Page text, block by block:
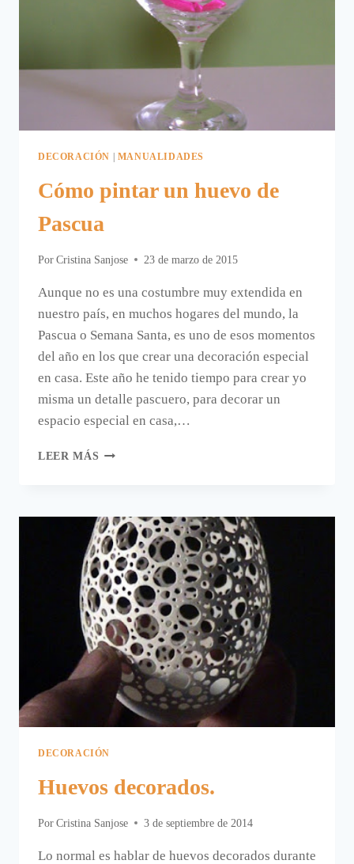
DECORACIÓN MANUALIDADES
Cómo pintar un huevo de
Pascua
Por Cristina Sanjose 23 de marzo de 2015
Aunque no es una costumbre muy extendida en
nuestro país, en muchos hogares del mundo, la
Pascua o Semana Santa, es uno de esos momentos
del año en los que crear una decoración especial
en casa. Este año he tenido tiempo para crear yo
misma un detalle pascuero, para decorar un
espacio especial en casa,…
LEER MÁS CÓMO
DE
PASCUA
DECORACIÓN
Huevos decorados.
Por Cristina Sanjose 3 de septiembre de 2014
Lo normal es hablar de huevos decorados durante